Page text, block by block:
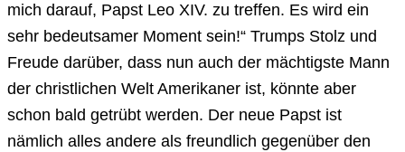
mich darauf, Papst Leo XIV. zu treffen. Es wird ein
sehr bedeutsamer Moment sein!“ Trumps Stolz und
Freude darüber, dass nun auch der mächtigste Mann
der christlichen Welt Amerikaner ist, könnte aber
schon bald getrübt werden. Der neue Papst ist
nämlich alles andere als freundlich gegenüber den